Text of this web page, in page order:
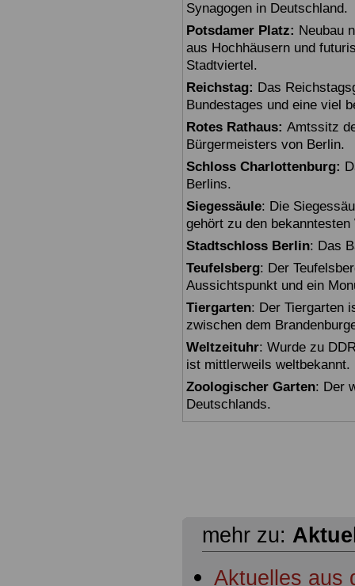
Synagogen in Deutschland.
Potsdamer Platz: Neubau
aus Hochhäusern und
Stadtviertel.
Reichstag: Das
Bundestages und eine viel
Rotes Rathaus: Amtssitz
Bürgermeisters von Berlin.
Schloss Charlottenburg:
Berlins.
Siegessäule: Die
gehört zu den
Stadtschloss Berlin: Das
Teufelsberg: Der
Aussichtspunkt und ein
Tiergarten: Der Tiergarten
zwischen dem
Weltzeituhr: Wurde zu
ist mittlerweils weltbekannt.
Zoologischer Garten: Der
Deutschlands.
mehr zu:
Aktuelles aus